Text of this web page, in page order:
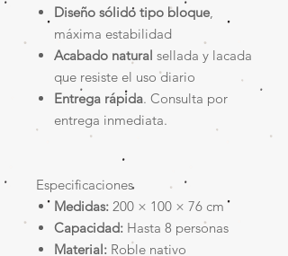
Diseño sólido tipo bloque
máxima estabilidad
Acabado natural sellada y lacada
que resiste el uso diario
Entrega rápida. Consulta por
entrega inmediata.
Especificaciones
Medidas: 200 × 100 × 76 cm
Capacidad: Hasta 8 personas
Material: Roble nativo